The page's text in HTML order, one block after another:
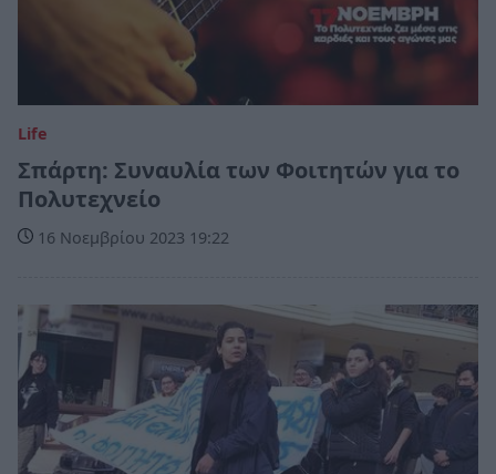
Life
Σπάρτη: Συναυλία των Φοιτητών για το
Πολυτεχνείο
16 Νοεμβρίου 2023 19:22